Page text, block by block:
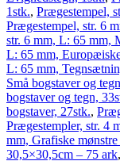
1stk., Prægestempel,
Prægestempel, str. 6
str. 6 mm, L: 65 mm,
L: 65 mm,
L: 65 mm,
Små bogstaver og
bogstaver og tegn,
bogstaver, 27stk.,
Prægestempler, str. 4
mm, Grafiske
30,5×30,5cm – 75 ark,